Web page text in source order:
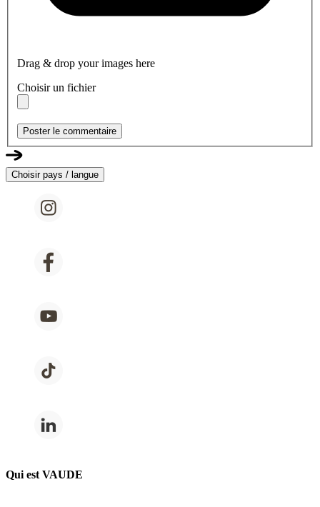
Drag & drop your images here
Choisir un fichier
Poster le commentaire
Choisir pays / langue
Qui est VAUDE